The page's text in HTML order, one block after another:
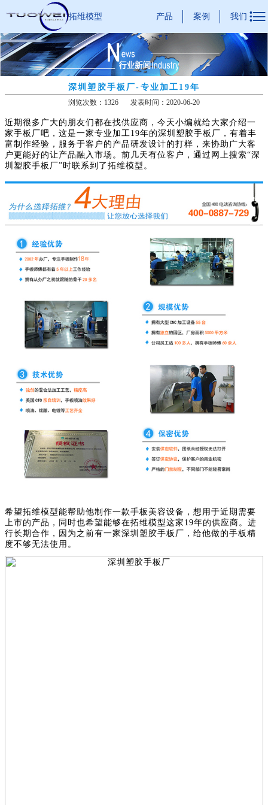
拓维模型 产品 案例 我们 
深圳塑胶手板厂-专业加工19年
浏览次数：1326 发表时间：2020-06-20
近期很多广大的朋友们都在找供应商，今天小编就给大家介绍一
家手板厂吧，这是一家专业加工19年的深圳塑胶手板厂，有着丰
富制作经验，服务于客户的产品研发设计的打样，来协助广大客
户更能好的让产品融入市场。前几天有位客户，通过网上搜索“深
圳塑胶手板厂”时联系到了拓维模型。
希望拓维模型能帮助他制作一款手板美容设备，想用于近期需要
上市的产品，同时也希望能够在拓维模型这家19年的供应商。进
行长期合作，因为之前有一家深圳塑胶手板厂，给他做的手板精
度不够无法使用。